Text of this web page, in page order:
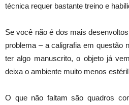
técnica requer bastante treino e
Se você não é dos mais
problema – a caligrafia em questão
ter algo manuscrito, o objeto já
deixa o ambiente muito menos
O que não faltam são quadros